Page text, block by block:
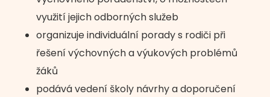
využití jejich odborných služeb
organizuje individuální porady s rodiči při
řešení výchovných a výukových problémů
žáků
podává vedení školy návrhy a doporučení